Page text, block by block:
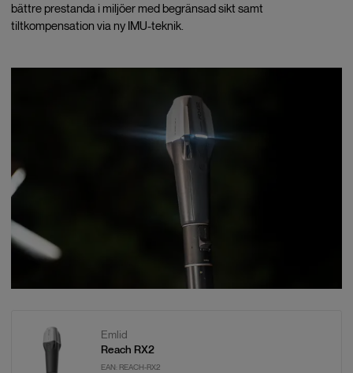
bättre prestanda i miljöer med begränsad sikt samt
tiltkompensation via ny IMU-teknik.
Emlid
Reach RX2
EAN: REACH-RX2